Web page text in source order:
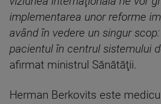
implementarea unor reforme
având în vedere un singur
pacientul în centrul sistemului
afirmat ministrul Sănătăţii.
Herman Berkovits este